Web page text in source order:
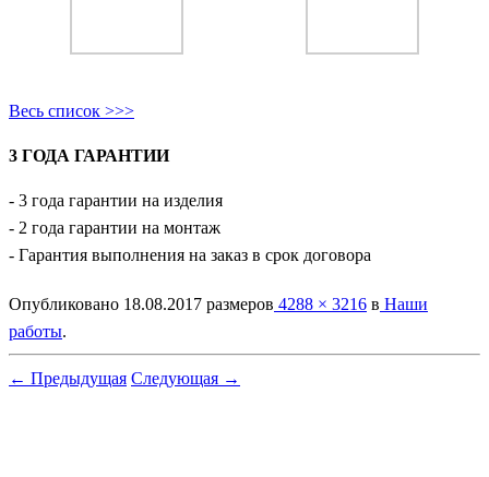
Весь список >>>
3 ГОДА ГАРАНТИИ
- 3 года гарантии на изделия
- 2 года гарантии на монтаж
- Гарантия выполнения на заказ в срок договора
Опубликовано 18.08.2017 размеров 4288 × 3216 в Наши
работы.
← Предыдущая Следующая →